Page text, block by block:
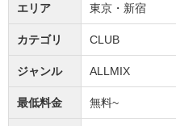
エリア 東京・新宿
カテゴリ CLUB
ジャンル ALLMIX
最低料金 無料~